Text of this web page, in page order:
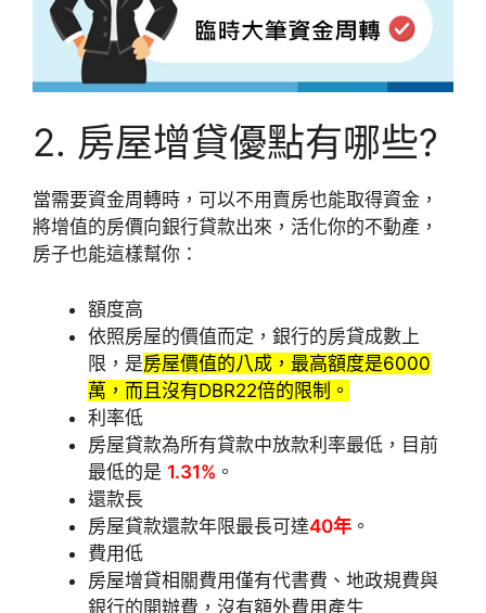
2. 房屋增貸優點有哪些?
當需要資金周轉時，可以不用賣房也能取得資金，
將增值的房價向銀行貸款出來，活化你的不動產，
房子也能這樣幫你：
額度高
依照房屋的價值而定，銀行的房貸成數上
限，是房屋價值的八成，最高額度是6000
萬，而且沒有DBR22倍的限制。
利率低
房屋貸款為所有貸款中放款利率最低，目前
最低的是 1.31% 。
還款長
房屋貸款還款年限最長可達40年 。
費用低
房屋增貸相關費用僅有代書費、地政規費與
銀行的開辦費，沒有額外費用產生